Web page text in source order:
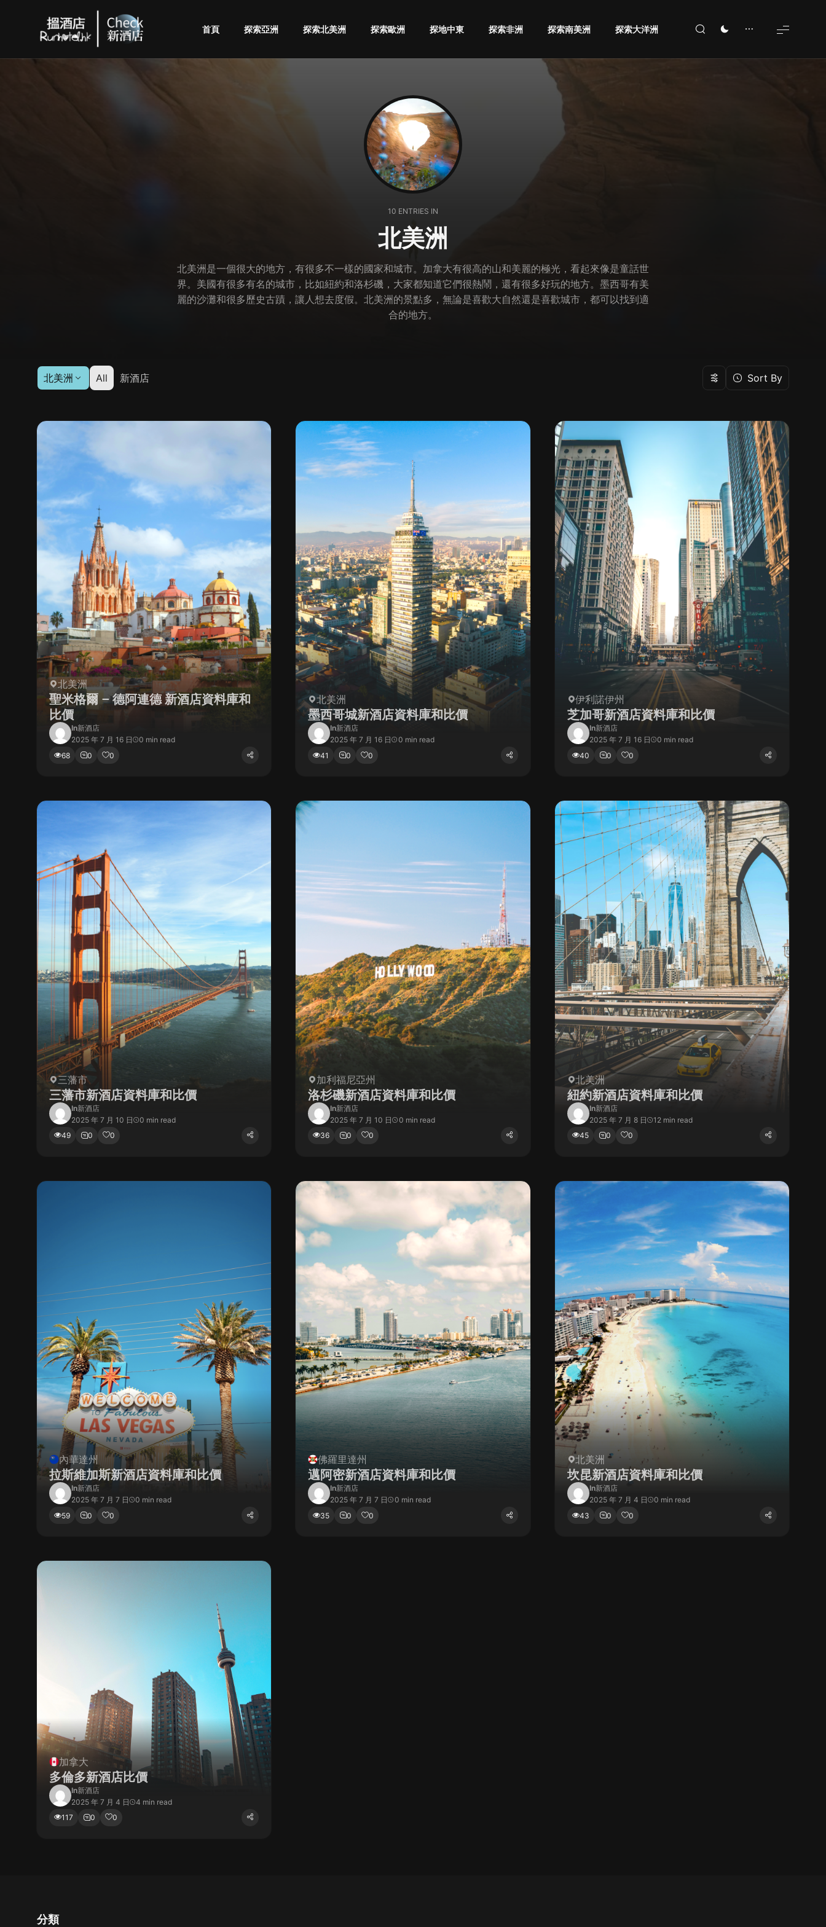
Check
首頁 探索亞洲 探索北美洲 探索歐洲 探地中東 探索非洲 探索南美洲 探索大洋洲
10 ENTRIES IN
北美洲
北美洲是一個很大的地方，有很多不一樣的國家和城市。加拿大有很高的山和美麗的極光，看起來像是童話世
界。美國有很多有名的城市，比如紐約和洛杉磯，大家都知道它們很熱鬧，還有很多好玩的地方。墨西哥有美
麗的沙灘和很多歷史古蹟，讓人想去度假。北美洲的景點多，無論是喜歡大自然還是喜歡城市，都可以找到適
合的地方。
北美洲 All 新酒店 Sort By
北美洲
聖米格爾 – 德阿連德 新酒店資料庫和
比價
In新酒店
2025 年 7 月 16 日
0 min read
68
0 0
北美洲
墨西哥城新酒店資料庫和比價
In新酒店
2025 年 7 月 16 日
0 min read
41
0 0
伊利諾伊州
芝加哥新酒店資料庫和比價
In新酒店
2025 年 7 月 16 日
0 min read
40
0 0
三藩市
三藩市新酒店資料庫和比價
In新酒店
2025 年 7 月 10 日
0 min read
49
0 0
加利福尼亞州
洛杉磯新酒店資料庫和比價
In新酒店
2025 年 7 月 10 日
0 min read
36
0 0
北美洲
紐約新酒店資料庫和比價
In新酒店
2025 年 7 月 8 日
12 min read
45
0 0
內華達州
拉斯維加斯新酒店資料庫和比價
In新酒店
2025 年 7 月 7 日
0 min read
59
0 0
佛羅里達州
邁阿密新酒店資料庫和比價
In新酒店
2025 年 7 月 7 日
0 min read
35
0 0
北美洲
坎昆新酒店資料庫和比價
In新酒店
2025 年 7 月 4 日
0 min read
43
0 0
加拿大
多倫多新酒店比價
In新酒店
2025 年 7 月 4 日
4 min read
117
0 0
分類